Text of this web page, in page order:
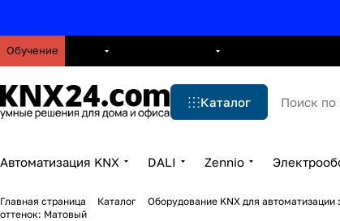
Обучение
Каталог
Автоматизация KNX DALI Zennio
Главная страница Каталог Оборудование KNX для автоматизации
оттенок: Матовый